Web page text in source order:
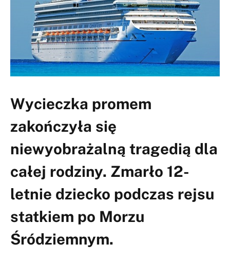
Wycieczka promem
zakończyła się
niewyobrażalną tragedią dla
całej rodziny. Zmarło 12-
letnie dziecko podczas rejsu
statkiem po Morzu
Śródziemnym.